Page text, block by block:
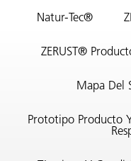
Natur-Tec®
ZERUST®
Mapa Del
Prototipo Producto